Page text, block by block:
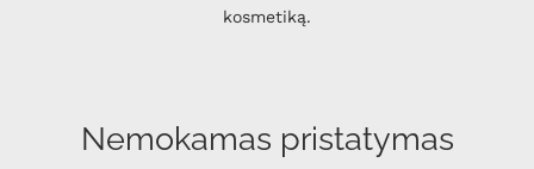
kosmetiką.
Nemokamas pristatymas